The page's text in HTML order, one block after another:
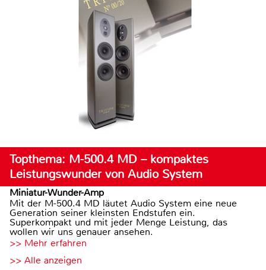
Topthema: M-500.4 MD – kompaktes
Leistungswunder von Audio System
Miniatur-Wunder-Amp
Mit der M-500.4 MD läutet Audio System eine neue
Generation seiner kleinsten Endstufen ein.
Superkompakt und mit jeder Menge Leistung, das
wollen wir uns genauer ansehen.
>> Mehr erfahren
>> Alle anzeigen